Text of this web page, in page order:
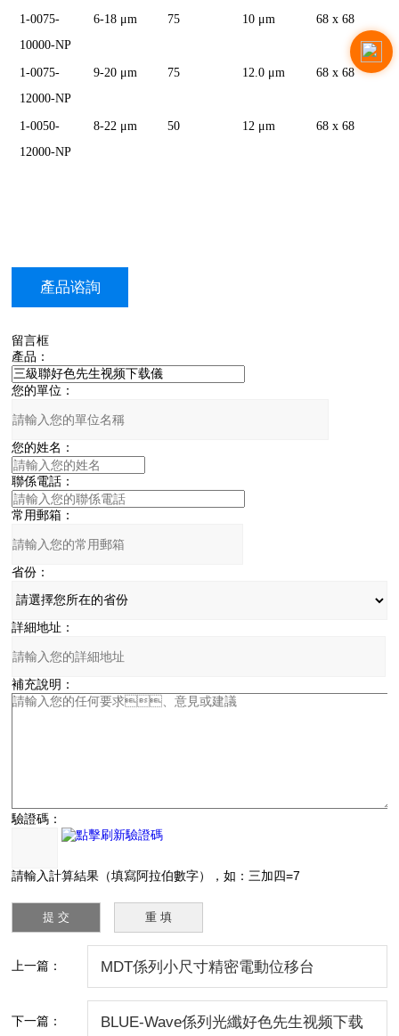
1-0075-
10000-NP
6-18 μm 75 10 μm 68 x 68
1-0075-
12000-NP
9-20 μm 75 12.0 μm 68 x 68
1-0050-
12000-NP
8-22 μm 50 12 μm 68 x 68
產品谘詢
留言框
產品：
您的單位：
您的姓名：
聯係電話：
常用郵箱：
省份：
詳細地址：
補充說明：
驗證碼：
請輸入計算結果（填寫阿拉伯數字），如：三加四=7
上一篇： MDT係列小尺寸精密電動位移台
下一篇： BLUE-Wave係列光纖好色先生视频下载